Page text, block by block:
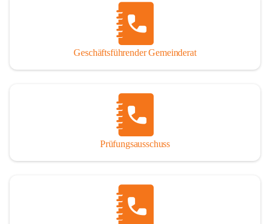
Geschäftsführender Gemeinderat
Prüfungsausschuss